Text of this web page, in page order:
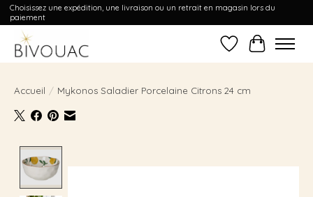
Choisissez une expédition, une livraison ou un retrait en magasin lors du
paiement
Liste dePanier
Accueil / Mykonos Saladier Porcelaine Citrons 24 cm